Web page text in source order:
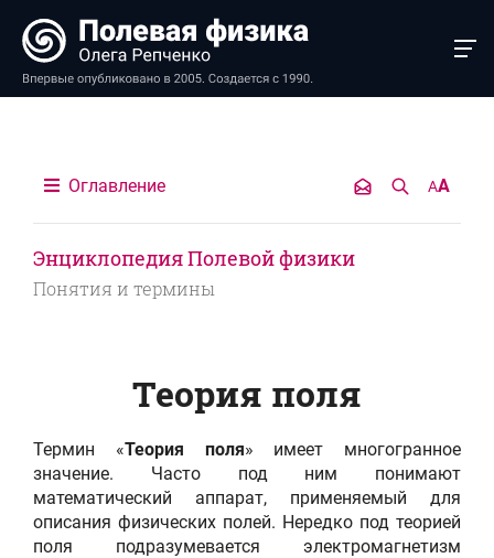
Оглавление AA
Энциклопедия Полевой физики
Понятия и термины
Теория поля
Термин «Теория поля» имеет многогранное
значение. Часто под ним понимают
математический аппарат, применяемый для
описания физических полей. Нередко под теорией
поля подразумевается электромагнетизм